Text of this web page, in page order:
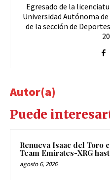
Egresado de la
Universidad Autónoma
de la sección de
Autor(a)
Puede
Renueva Isaac del Toro
Team Emirates-XRG
agosto 6, 2026